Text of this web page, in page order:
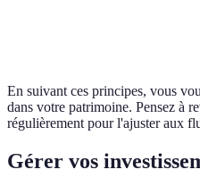
En suivant ces principes, vous
dans votre patrimoine. Pensez à
régulièrement pour l'ajuster aux
Gérer vos